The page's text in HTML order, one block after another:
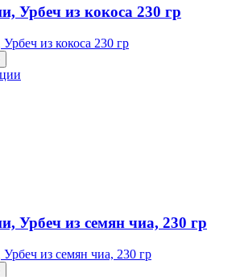
Урбеч из кокоса 230 гр
Урбеч из семян чиа, 230 гр